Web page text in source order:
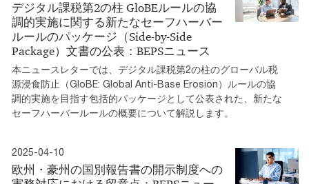
デジタル課税第2の柱 GloBEルールの協
調的実施に関する新たなセーフハーバー
ルールのパッケージ（Side-by-Side
Package）文書の公表：BEPSニュース
本ニュースレターでは、デジタル課税第2の柱のグローバル税
源浸食防止（GloBE: Global Anti-Base Erosion）ルールの協
調的実施を目指す包括的パッケージとして公表された、新たな
セーフハーバールールの概要について解説します。
2025-04-10
欧州・豪州の国別報告書の開示制度への